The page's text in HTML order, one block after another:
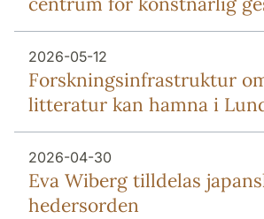
2026-05-12
Forsknings­infrastruktur
litteratur kan hamna i
2026-04-30
Eva Wiberg tilldelas
hedersorden